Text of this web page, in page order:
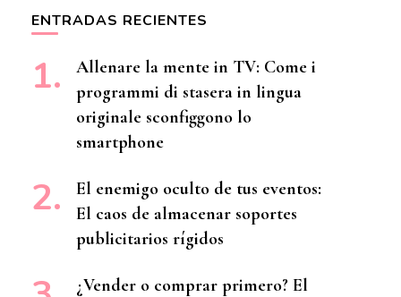
ENTRADAS RECIENTES
Allenare la mente in TV: Come i
programmi di stasera in lingua
originale sconfiggono lo
smartphone
El enemigo oculto de tus eventos:
El caos de almacenar soportes
publicitarios rígidos
¿Vender o comprar primero? El